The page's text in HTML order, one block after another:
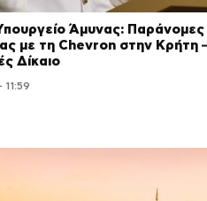
Άμυνας: Παράνομες
με τη Chevron στην Κρήτη –
Δίκαιο